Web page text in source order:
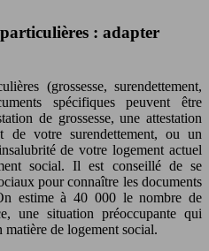
: adapter
(grossesse, surendettement,
spécifiques peuvent être
de grossesse, une attestation
de votre surendettement, ou un
de votre logement actuel
social. Il est conseillé de se
pour connaître les documents
estime à 40 000 le nombre de
une situation préoccupante qui
matière de logement social.